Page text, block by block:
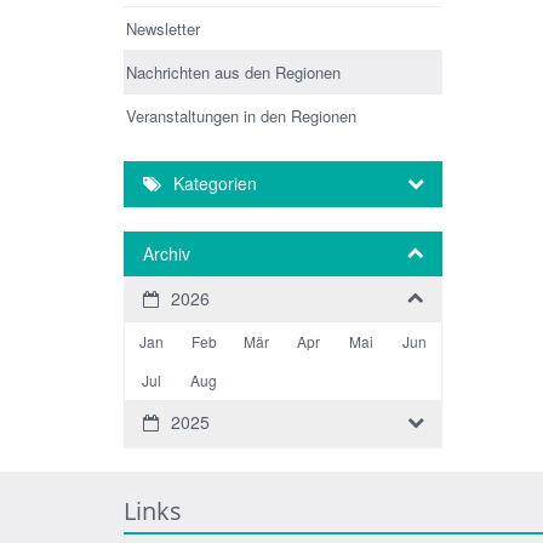
Newsletter
Nachrichten aus den Regionen
Veranstaltungen in den Regionen
Kategorien
Archiv
2026
Jan Feb Mär Apr Mai
Jun
Jul
Aug
2025
Links